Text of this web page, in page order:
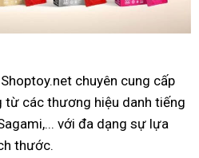
chuyên cung cấp
từ các thương hiệu danh tiếng
với đa dạng sự lựa
thước.